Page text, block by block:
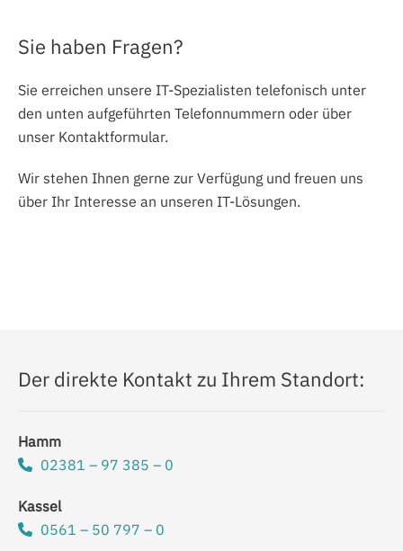
Sie haben Fragen?
Sie erreichen unsere IT-Spezialisten telefonisch unter
den unten aufgeführten Telefonnummern oder über
unser Kontaktformular.
Wir stehen Ihnen gerne zur Verfügung und freuen uns
über Ihr Interesse an unseren IT-Lösungen.
Der direkte Kontakt zu Ihrem Standort:
Hamm
02381 – 97 385 – 0
Kassel
0561 – 50 797 – 0